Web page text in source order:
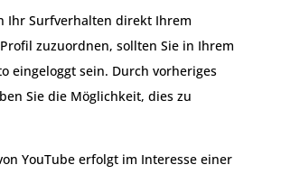
Ihr Surfverhalten direkt Ihrem
zuzuordnen, sollten Sie in Ihrem
eingeloggt sein. Durch vorheriges
Sie die Möglichkeit, dies zu
YouTube erfolgt im Interesse einer